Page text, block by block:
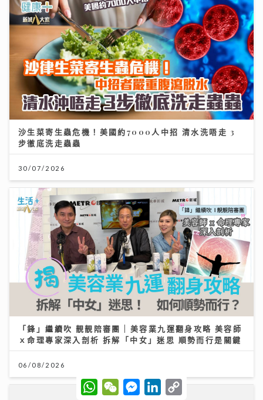
沙生菜寄生蟲危機！美國約7000人中招 清水洗唔走 3
步徹底洗走蟲蟲
30/07/2026
「鋒」繼續吹 靚靚陪審團 | 美容業九運翻身攻略 美容師
ｘ命理專家深入剖析 拆解「中女」迷思 順勢而行是關鍵
06/08/2026
W
h
W
e
M
e
L